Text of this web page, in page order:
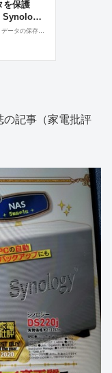
の記事（家電批評